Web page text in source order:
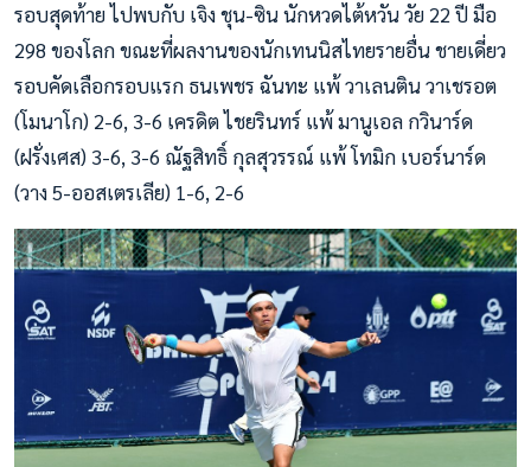
รอบสุดท้าย ไปพบกับ เจิง ชุน-ซิน นักหวดไต้หวัน วัย 22 ปี มือ
298 ของโลก ขณะที่ผลงานของนักเทนนิสไทยรายอื่น ชายเดี่ยว
รอบคัดเลือกรอบแรก ธนเพชร ฉันทะ แพ้ วาเลนติน วาเชรอต
(โมนาโก) 2-6, 3-6 เครดิต ไชยรินทร์ แพ้ มานูเอล กวินาร์ด
(ฝรั่งเศส) 3-6, 3-6 ณัฐสิทธิ์ กุลสุวรรณ์ แพ้ โทมิก เบอร์นาร์ด
(วาง 5-ออสเตรเลีย) 1-6, 2-6